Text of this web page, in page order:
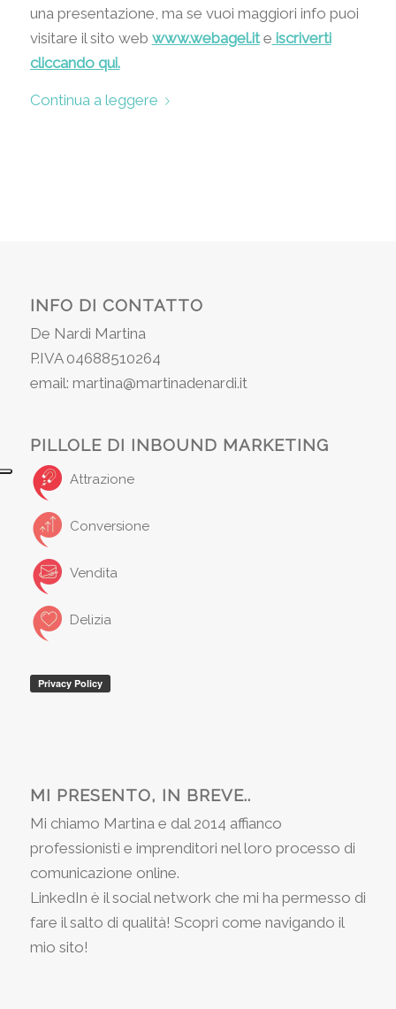
una presentazione, ma se vuoi maggiori info puoi
visitare il sito web www.webagel.ite iscriverti
cliccando qui.
Continua a leggere
INFO DI CONTATTO
De Nardi Martina
P.IVA 04688510264
email: martina@martinadenardi.it
PILLOLE DI INBOUND MARKETING
Attrazione
Conversione
Vendita
Delizia
MI PRESENTO, IN BREVE..
Mi chiamo Martina e dal 2014 affianco
professionisti e imprenditori nel loro processo di
comunicazione online.
LinkedIn è il social network che mi ha permesso di
fare il salto di qualità! Scopri come navigando il
mio sito!